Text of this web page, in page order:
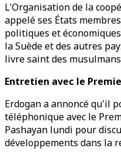
L'Organisation de la
appelé ses États
politiques et
la Suède et des autres
livre saint des
Entretien avec le
Erdogan a annoncé qu'il
téléphonique avec le
Pashayan lundi pour
développements dans la